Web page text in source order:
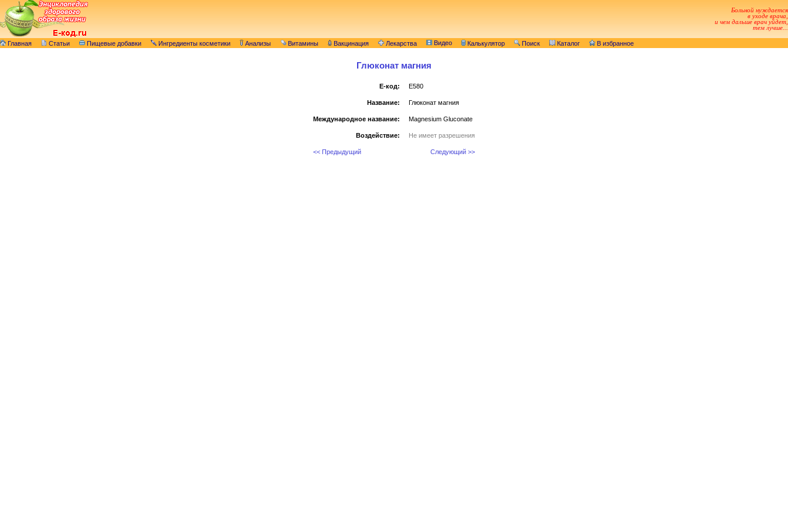
Больной нуждается
в уходе врача,
и чем дальше врач уйдет,
тем лучше...
Главная Статьи Пищевые добавки Ингредиенты косметики Анализы Витамины Вакцинация Лекарства Видео Калькулятор Поиск Каталог В избранное
Глюконат магния
E-код: E580
Название: Глюконат магния
Международное название: Magnesium Gluconate
Воздействие: Не имеет разрешения
<< Предыдущий Следующий >>